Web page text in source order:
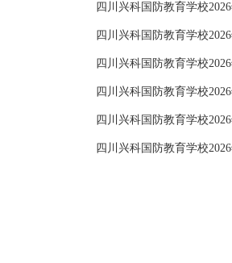
四川兴科国防教育学校
四川兴科国防教育学校
四川兴科国防教育学校
四川兴科国防教育学校
四川兴科国防教育学校
四川兴科国防教育学校